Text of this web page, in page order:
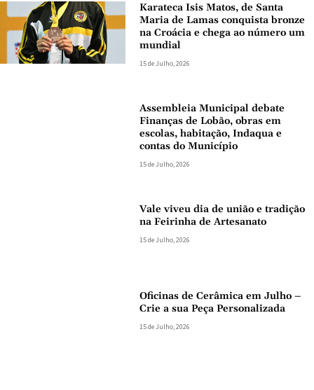
Karateca Isis Matos, de Santa
Maria de Lamas conquista bronze
na Croácia e chega ao número um
mundial
15 de Julho, 2026
Assembleia Municipal debate
Finanças de Lobão, obras em
escolas, habitação, Indaqua e
contas do Município
15 de Julho, 2026
Vale viveu dia de união e tradição
na Feirinha de Artesanato
15 de Julho, 2026
Oficinas de Cerâmica em Julho –
Crie a sua Peça Personalizada
15 de Julho, 2026